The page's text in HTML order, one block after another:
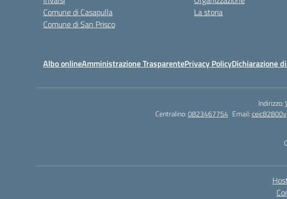
Comune di Casapulla
Comune di San Prisco
La storia
Albo onlineAmministrazione TrasparentePrivacy PolicyDichiarazione
Indirizzo:
Centralino:0823467754 Email: